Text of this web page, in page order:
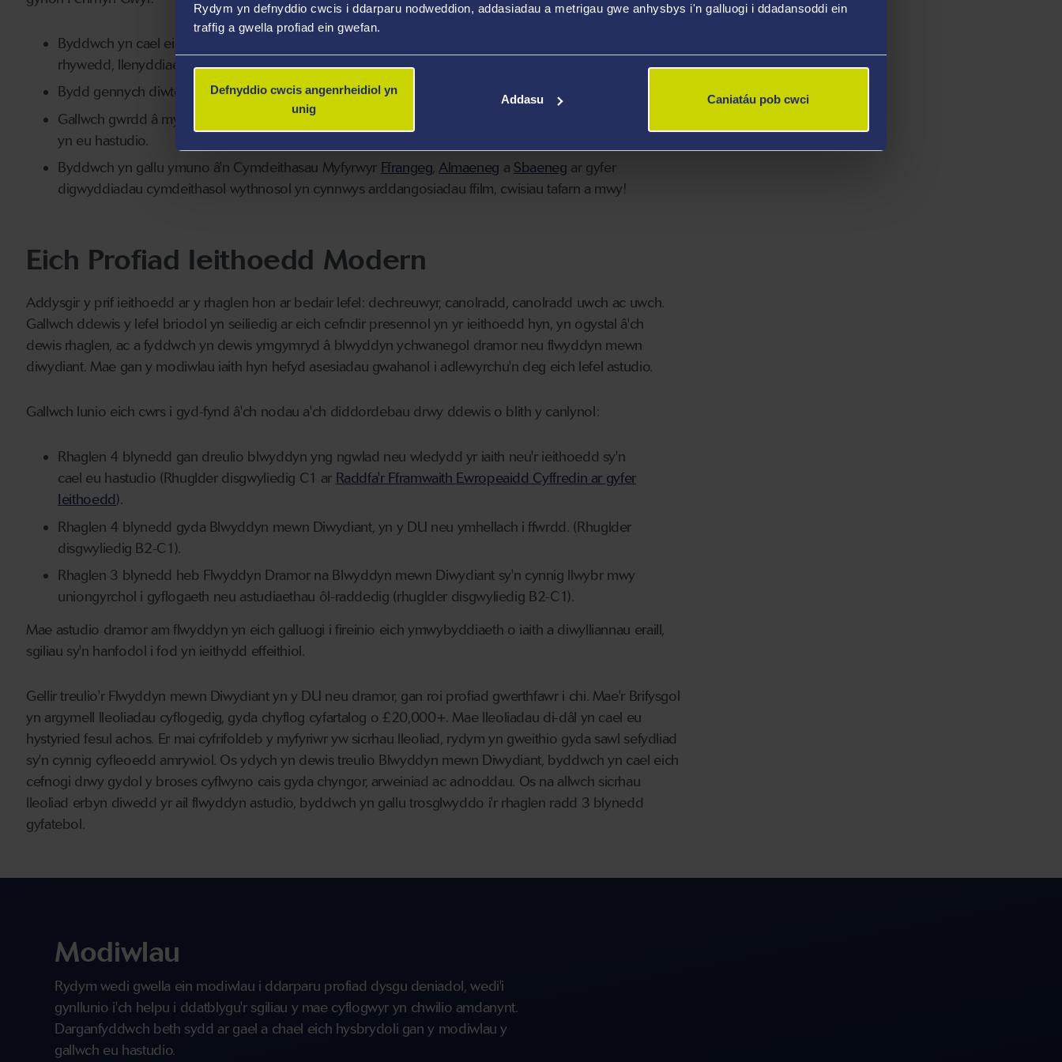
Rydym yn defnyddio cwcis i ddarparu nodweddion, addasiadau a metrigau gwe anhysbys i'n galluogi i ddadansoddi ein
traffig a gwella profiad ein gwefan.
Defnyddio cwcis angenrheidiol yn
unig
Addasu Caniatáu pob cwci
Byddwch yn cael eich addysgu gan
rhywedd, llenyddiaeth ganoloesol a modern cynnar, astudiaethau theatr a chyfieithu.
Bydd gennych diwtor personol a fydd yn cynnig unrhyw gefnogaeth y gall fod ei hangen arnoch.
Gallwch gwrdd â myfyrwyr cyfnewid mewn caffis iaith wythnosol i sgwrsio yn yr ieithoedd yr ydych
yn eu hastudio.
Byddwch yn gallu ymuno â'n Cymdeithasau Myfyrwyr Ffrangeg, Almaeneg a Sbaeneg ar gyfer
digwyddiadau cymdeithasol wythnosol yn cynnwys arddangosiadau ffilm, cwisiau tafarn a mwy!
Eich Profiad Ieithoedd Modern
Addysgir y prif ieithoedd ar y rhaglen hon ar bedair lefel: dechreuwyr, canolradd, canolradd uwch ac uwch.
Gallwch ddewis y lefel briodol yn seiliedig ar eich cefndir presennol yn yr ieithoedd hyn, yn ogystal â'ch
dewis rhaglen, ac a fyddwch yn dewis ymgymryd â blwyddyn ychwanegol dramor neu flwyddyn mewn
diwydiant. Mae gan y modiwlau iaith hyn hefyd asesiadau gwahanol i adlewyrchu'n deg eich lefel astudio.
Gallwch lunio eich cwrs i gyd-fynd â'ch nodau a'ch diddordebau drwy ddewis o blith y canlynol:
Rhaglen 4 blynedd gan dreulio blwyddyn yng ngwlad neu wledydd yr iaith neu'r ieithoedd sy'n
cael eu hastudio (Rhuglder disgwyliedig C1 ar Raddfa'r Fframwaith Ewropeaidd Cyffredin ar gyfer
Ieithoedd).
Rhaglen 4 blynedd gyda Blwyddyn mewn Diwydiant, yn y DU neu ymhellach i ffwrdd. (Rhuglder
disgwyliedig B2-C1).
Rhaglen 3 blynedd heb Flwyddyn Dramor na Blwyddyn mewn Diwydiant sy'n cynnig llwybr mwy
uniongyrchol i gyflogaeth neu astudiaethau ôl-raddedig (rhuglder disgwyliedig B2-C1).
Mae astudio dramor am flwyddyn yn eich galluogi i fireinio eich ymwybyddiaeth o iaith a diwylliannau eraill,
sgiliau sy'n hanfodol i fod yn ieithydd effeithiol.
Gellir treulio'r Flwyddyn mewn Diwydiant yn y DU neu dramor, gan roi profiad gwerthfawr i chi. Mae'r Brifysgol
yn argymell lleoliadau cyflogedig, gyda chyflog cyfartalog o £20,000+. Mae lleoliadau di-dâl yn cael eu
hystyried fesul achos. Er mai cyfrifoldeb y myfyriwr yw sicrhau lleoliad, rydym yn gweithio gyda sawl sefydliad
sy'n cynnig cyfleoedd amrywiol. Os ydych yn dewis treulio Blwyddyn mewn Diwydiant, byddwch yn cael eich
cefnogi drwy gydol y broses cyflwyno cais gyda chyngor, arweiniad ac adnoddau. Os na allwch sicrhau
lleoliad erbyn diwedd yr ail flwyddyn astudio, byddwch yn gallu trosglwyddo i'r rhaglen radd 3 blynedd
gyfatebol.
Modiwlau
Rydym wedi gwella ein modiwlau i ddarparu profiad dysgu deniadol, wedi'i
gynllunio i'ch helpu i ddatblygu'r sgiliau y mae cyflogwyr yn chwilio amdanynt.
Darganfyddwch beth sydd ar gael a chael eich hysbrydoli gan y modiwlau y
gallwch eu hastudio.